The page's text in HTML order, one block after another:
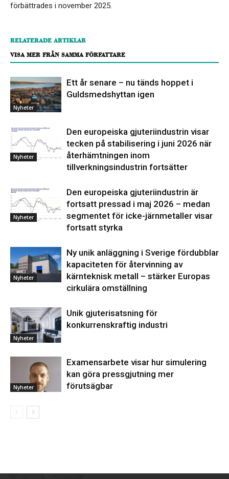
förbättrades i november 2025.
RELATERADE ARTIKLAR
VISA MER FRÅN SAMMA FÖRFATTARE
Nyheter
Ett år senare – nu tänds hoppet i
Guldsmedshyttan igen
Nyheter
Den europeiska gjuteriindustrin visar
tecken på stabilisering i juni 2026 när
återhämtningen inom
tillverkningsindustrin fortsätter
Nyheter
Den europeiska gjuteriindustrin är
fortsatt pressad i maj 2026 – medan
segmentet för icke-järnmetaller visar
fortsatt styrka
Nyheter
Ny unik anläggning i Sverige fördubblar
kapaciteten för återvinning av
kärnteknisk metall – stärker Europas
cirkulära omställning
Nyheter
Unik gjuterisatsning för
konkurrenskraftig industri
Nyheter
Examensarbete visar hur simulering
kan göra pressgjutning mer
förutsägbar